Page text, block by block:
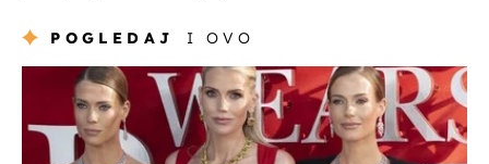
POGLEDAJ I OVO